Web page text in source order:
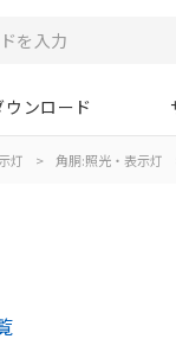
ウンロード
灯 > 角胴:照光・表示灯